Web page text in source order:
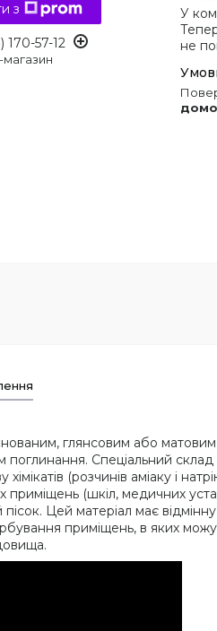
з
170-57-12
магазин
У
не
глянсовим або
Спеціальний склад
(розчинів аміаку і
приміщень (шкіл, медичних
Цей матеріал має відмінну
приміщень, в яких